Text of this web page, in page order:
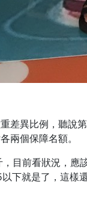
差異比例，聽說
兩個保障名額。
目前看狀況，應
下就是了，這樣